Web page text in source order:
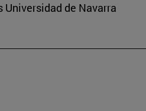
de Navarra